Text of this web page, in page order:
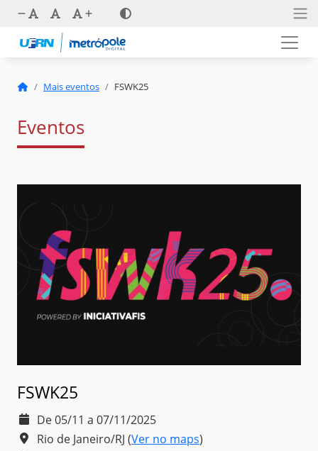
Mais eventos FSWK25
Eventos
FSWK25
De 05/11 a 07/11/2025
Rio de Janeiro/RJ (Ver no maps)